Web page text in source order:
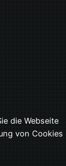
die Webseite
von Cookies